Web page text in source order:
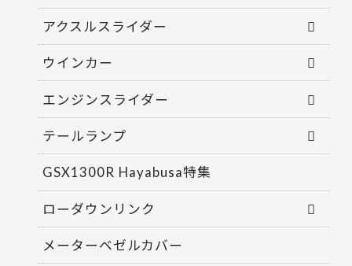
アクスルスライダー
ウインカー
エンジンスライダー
テールランプ
GSX1300R Hayabusa特集
ローダウンリンク
メーターベゼルカバー